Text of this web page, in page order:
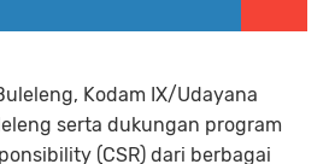
Kodam IX/Udayana
serta dukungan program
(CSR) dari berbagai